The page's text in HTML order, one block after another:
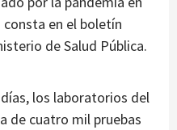
en el boletín
de Salud Pública.
los laboratorios del
de cuatro mil pruebas